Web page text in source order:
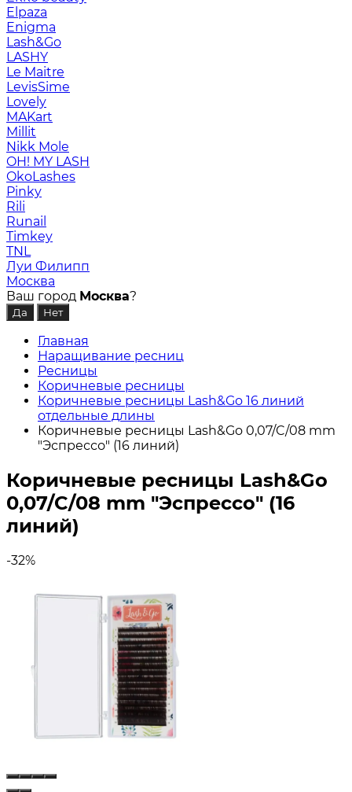
Elpaza
Enigma
Lash&Go
LASHY
Le Maitre
LevisSime
Lovely
MAKart
Millit
Nikk Mole
OH! MY LASH
OkoLashes
Pinky
Rili
Runail
Timkey
TNL
Луи Филипп
Москва
Ваш город Москва?
Главная
Наращивание ресниц
Ресницы
Коричневые ресницы
Коричневые ресницы Lash&Go 16 линий
отдельные длины
Коричневые ресницы Lash&Go 0,07/C/08 mm
"Эспрессо" (16 линий)
Коричневые ресницы Lash&Go
0,07/C/08 mm "Эспрессо" (16
линий)
-32%